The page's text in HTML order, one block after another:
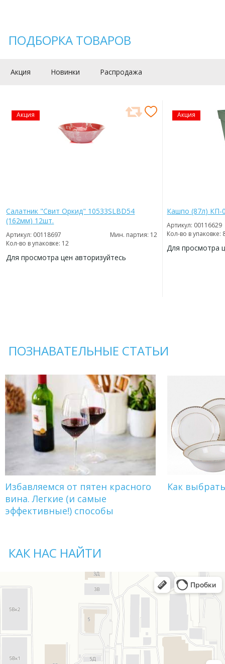
ПОДБОРКА ТОВАРОВ
Акция Новинки Распродажа
Акция
Салатник "Свит Оркид" 10533SLBD54
(162мм) 12шт.
Артикул: 00118697
Мин. партия: 12
Кол-во в упаковке: 12
Для просмотра цен авторизуйтесь
Акция
Кашпо (87л) КП-
Артикул: 00116629
Кол-во в упаковке:
Для просмотра
ПОЗНАВАТЕЛЬНЫЕ СТАТЬИ
Избавляемся от пятен красного
вина. Легкие (и самые
эффективные!) способы
Как
КАК НАС НАЙТИ